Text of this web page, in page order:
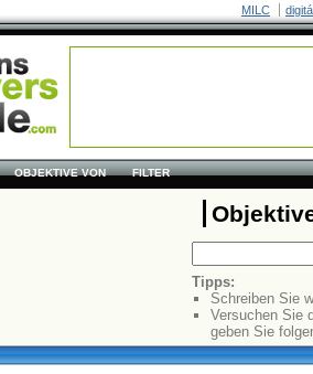
MILC
OBJEKTIVE VON FILTER
Tipps:
Schreiben Sie
Versuchen Sie
geben Sie